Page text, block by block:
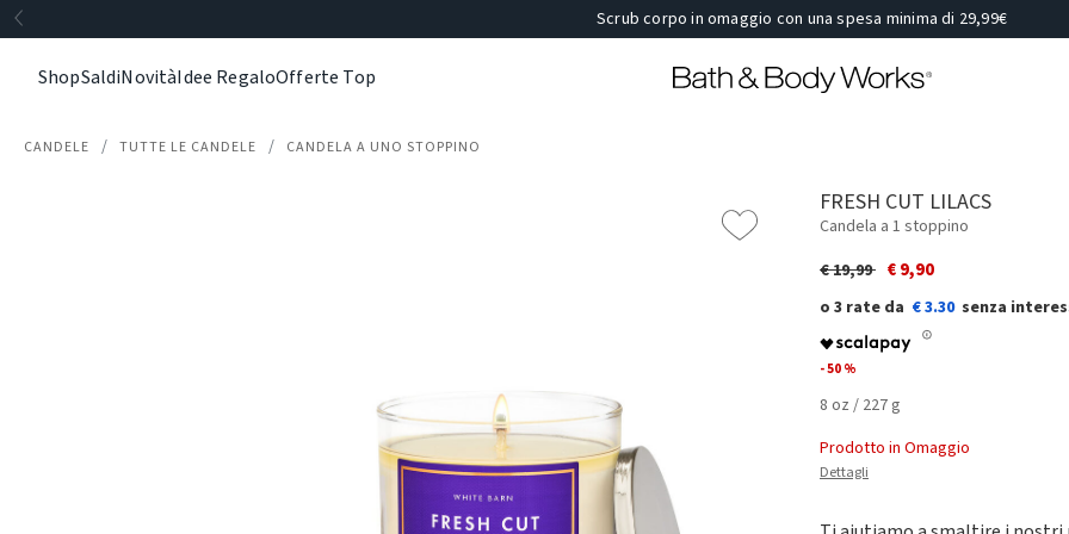
Scrub corpo in omaggio con una spesa minima di 29,99€
ShopSaldiNovitàIdee RegaloOfferte Top
CANDELE TUTTE LE CANDELE CANDELA A UNO STOPPINO
FRESH CUT LILACS
Candela a 1 stoppino
Price reduced from
€ 19,99to€ 9,90
€ 3.30
- 50 %
8 oz / 227 g
Prodotto in Omaggio
Dettagli